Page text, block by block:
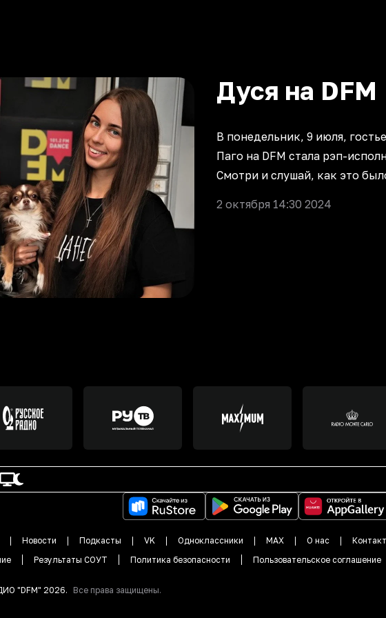
Дуся на DFM
В понедельник, 9 июля,
Паго на DFM стала рэп-
Смотри и слушай, как это
2 октября 14:30 2024
Новости Подкасты VK Одноклассники MAX О нас
Результаты СОУТ Политика безопасности Пользовательское соглашение
"DFM" 2026. Все права защищены.